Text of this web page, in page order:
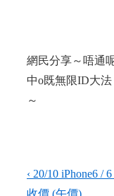
網民分享～唔通
中o既無限ID大
～
Post
Previous
Post
‹ 20/10 iPhone6 /
收價 (午價)